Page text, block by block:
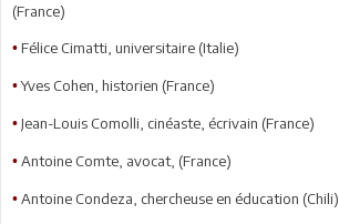
(France)
• Félice Cimatti, universitaire (Italie)
•Yves Cohen, historien (France)
• Jean-Louis Comolli, cinéaste, écrivain (France)
• Antoine Comte, avocat, (France)
• Antoine Condeza, chercheuse en éducation (Chili)